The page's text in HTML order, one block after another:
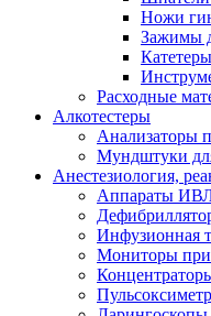
Ножи
Зажимы
Расходные
Алкотестеры
Анализаторы
Мундштуки
Анестезиология,
Аппараты
Инфузионная
Мониторы